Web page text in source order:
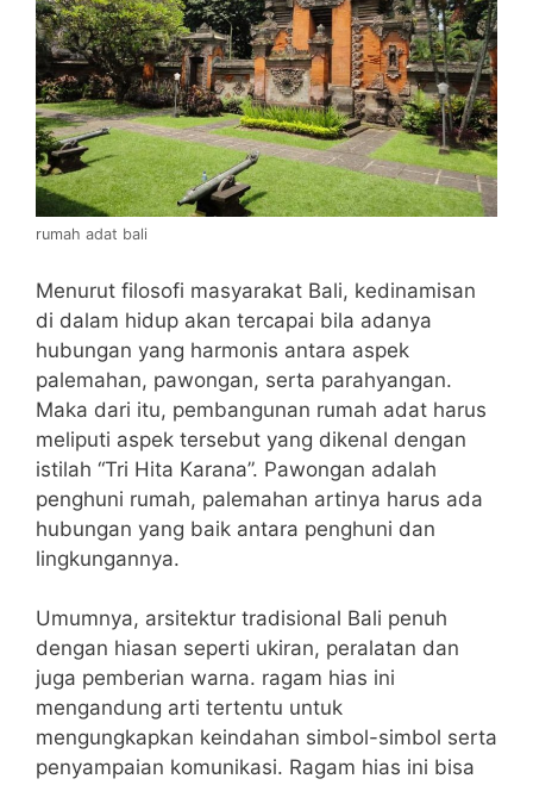
rumah adat bali
Menurut filosofi masyarakat Bali, kedinamisan
di dalam hidup akan tercapai bila adanya
hubungan yang harmonis antara aspek
palemahan, pawongan, serta parahyangan.
Maka dari itu, pembangunan rumah adat harus
meliputi aspek tersebut yang dikenal dengan
istilah “Tri Hita Karana”. Pawongan adalah
penghuni rumah, palemahan artinya harus ada
hubungan yang baik antara penghuni dan
lingkungannya.
Umumnya, arsitektur tradisional Bali penuh
dengan hiasan seperti ukiran, peralatan dan
juga pemberian warna. ragam hias ini
mengandung arti tertentu untuk
mengungkapkan keindahan simbol-simbol serta
penyampaian komunikasi. Ragam hias ini bisa